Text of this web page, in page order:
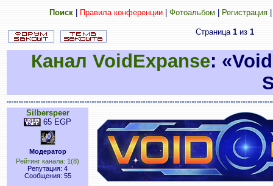
Поиск| Правила конференции| Фотоальбом Регистрация
Страница 1из 1
Канал VoidExpanse:
Silberspeer
65 EGP
Модератор
Рейтинг канала: 1(8)
Репутация: 4
Сообщения: 55